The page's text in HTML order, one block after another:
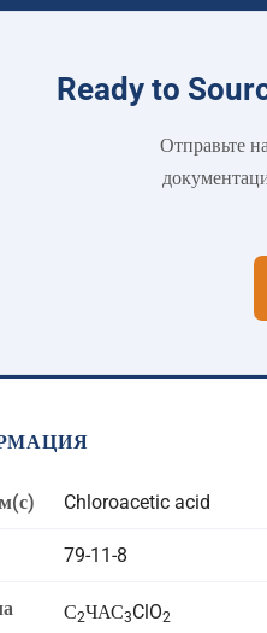
Ready to
Отправьте
Chloroacetic acid
79-11-8
С2ЧАС3ClO2